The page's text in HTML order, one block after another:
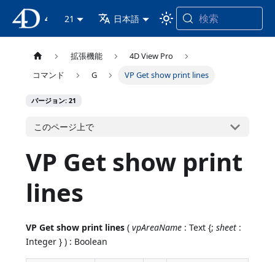
21 日本語 検索
拡張機能
4D View Pro
コマンド
G VP Get show print lines
バージョン: 21
このページ上で
VP Get show print
lines
VP Get show print lines (vpAreaName : Text {;sheet :
Integer } ) : Boolean